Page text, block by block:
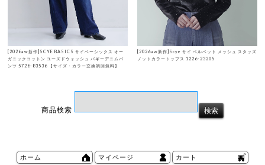
[2026aw新作]SCYE BASICS サイベーシックス オー
ガニックコットン ユーズドウォッシュ バギーデニムパ
ンツ 5726-83536 【サイズ・カラー交換初回無料】
[2026aw新作]Scye サイ ベルベット メッシュ スタッズ
ノットカラートップス 1226-23205
商品検索
ホーム マイページ カート